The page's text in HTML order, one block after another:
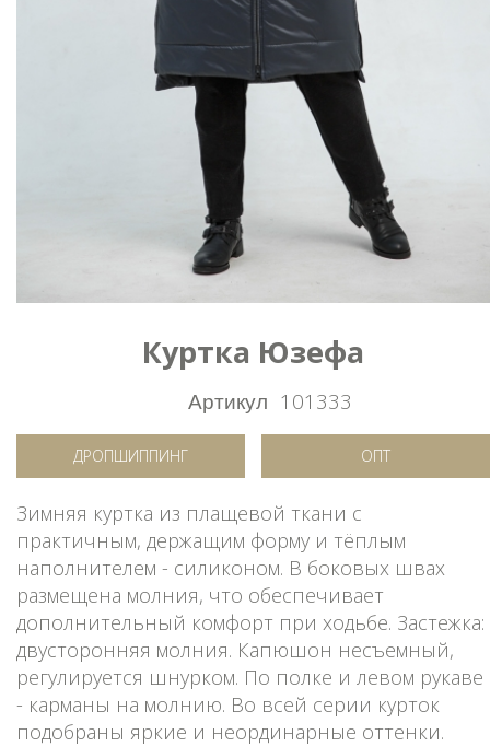
Куртка Юзефа
Артикул 101333
ДРОПШИППИНГ ОПТ
Зимняя куртка из плащевой ткани с
практичным, держащим форму и тёплым
наполнителем - силиконом. В боковых швах
размещена молния, что обеспечивает
дополнительный комфорт при ходьбе. Застежка:
двусторонняя молния. Капюшон несъемный,
регулируется шнурком. По полке и левом рукаве
- карманы на молнию. Во всей серии курток
подобраны яркие и неординарные оттенки.